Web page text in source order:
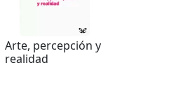
Arte, percepción y
realidad